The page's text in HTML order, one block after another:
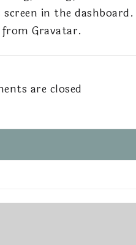
in the dashboard.
from Gravatar.
are closed